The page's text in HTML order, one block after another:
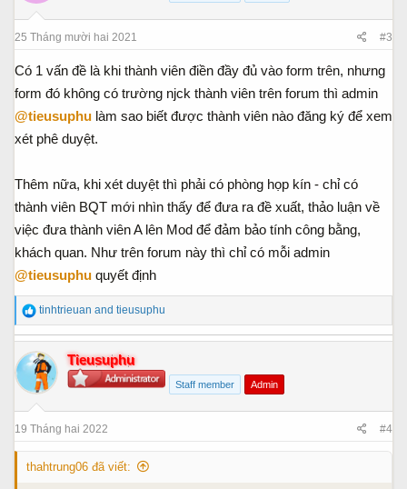
25 Tháng mười hai 2021 #3
Có 1 vấn đề là khi thành viên điền đầy đủ vào form trên, nhưng
form đó không có trường njck thành viên trên forum thì admin
@tieusuphu làm sao biết được thành viên nào đăng ký để xem
xét phê duyệt.
Thêm nữa, khi xét duyệt thì phải có phòng họp kín - chỉ có
thành viên BQT mới nhìn thấy để đưa ra đề xuất, thảo luận về
việc đưa thành viên A lên Mod để đảm bảo tính công bằng,
khách quan. Như trên forum này thì chỉ có mỗi admin
@tieusuphu quyết định
R
e
a
c
t
i
o
n
:
tinhtrieuan and tieusuphu
Tieusuphu
Staff member Admin
19 Tháng hai 2022 #4
thahtrung06 đã viết: